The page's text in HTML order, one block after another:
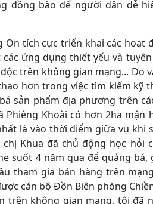
đồng bào để người dân dễ
On tích cực triển khai các hoạt
ứng dụng thiết yếu và
trên không gian mạng... Do
hơn trong việc tìm kiếm kỹ
sản phẩm địa phương trên
Khoài có hơn 2ha mận
là vào thời điểm giữa vụ khi
Khua đã chủ động học hỏi
suốt 4 năm qua để quảng bá,
tham gia bán hàng trên
cán bộ Đồn Biên phòng
trên không gian mạng, tôi đã